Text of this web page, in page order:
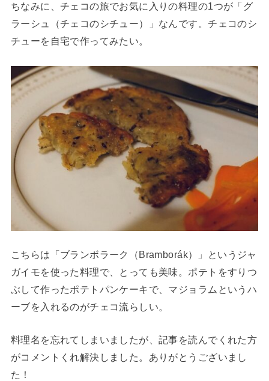
ちなみに、チェコの旅でお気に入りの料理の1つが「グ
ラーシュ（チェコのシチュー）」なんです。チェコのシ
チューを自宅で作ってみたい。
こちらは「ブランボラーク（Bramborák）」というジャ
ガイモを使った料理で、とっても美味。ポテトをすりつ
ぶして作ったポテトパンケーキで、マジョラムというハ
ーブを入れるのがチェコ流らしい。
料理名を忘れてしまいましたが、記事を読んでくれた方
がコメントくれ解決しました。ありがとうございまし
た！